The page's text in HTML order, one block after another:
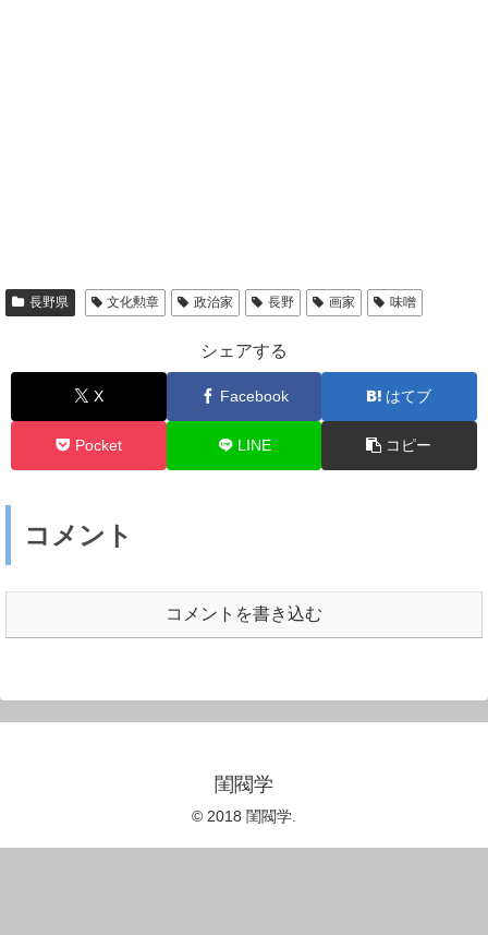
長野県 文化勲章 政治家 長野 画家 味噌
シェアする
X Facebook はてブ
Pocket LINE コピー
コメント
コメントを書き込む
閨閥学
© 2018 閨閥学.